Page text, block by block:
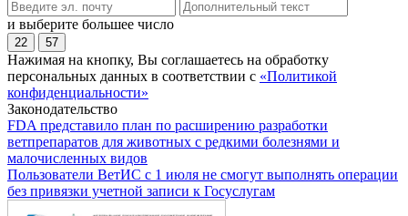
и выберите большее число
22 57
Нажимая на кнопку, Вы соглашаетесь на обработку
персональных данных в соответствии с «Политикой
конфиденциальности»
Законодательство
FDA представило план по расширению разработки
ветпрепаратов для животных с редкими болезнями и
малочисленных видов
Пользователи ВетИС с 1 июля не смогут выполнять операции
без привязки учетной записи к Госуслугам